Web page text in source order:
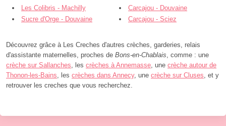
Les Colibris - Machilly
Carcajou - Douvaine
Sucre d'Orge - Douvaine
Carcajou - Sciez
Découvrez grâce à Les Creches d'autres crèches, garderies, relais
d'assistante maternelles, proches de Bons-en-Chablais , comme : une
crèche sur Sallanches , les crèches à Annemasse , une crèche autour de
Thonon-les-Bains , les crèches dans Annecy, une crèche sur Cluses , et y
retrouver les creches que vous recherchez.